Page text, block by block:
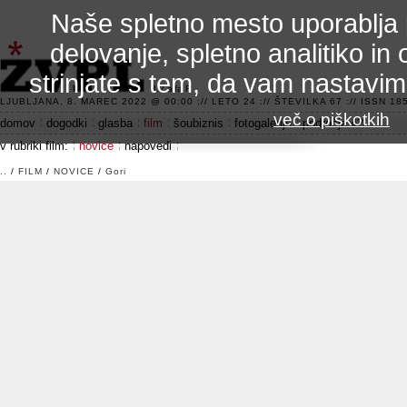
3.2 alfa R
LJUBLJANA, 8. MAREC 2022 @ 00:00 :// LETO 24 :// ŠTEVILKA 67 :// ISSN
domov dogodki glasba film šoubiznis fotogalerije
področje 42
v rubriki film:
novice napovedi
/ FILM / NOVICE / Gori
Naše spletno mesto
delovanje, spletno analitiko in
strinjate s tem, da vam
več o piškotkih